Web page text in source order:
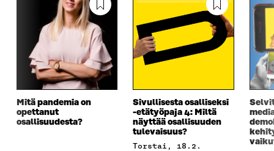
Mitä pandemia on
opettanut
osallisuudesta?
Sivullisesta osalliseksi
-etätyöpaja 4: Miltä
näyttää osallisuuden
tulevaisuus?
torstai, 18.2.